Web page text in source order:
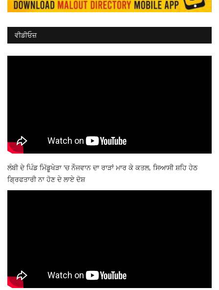
ਵੀਡੀਓਜ਼
ਲੰਬੀ ਦੇ ਪਿੰਡ ਮਿੱਡੂਖੇੜਾ 'ਚ ਨੌਜਵਾਨ ਦਾ ਰਾੜਾਂ ਮਾਰ ਕੇ ਕਤਲ, ਸਿਆਸੀ ਸ਼ਹਿ ਹੇਠ
ਗ੍ਰਿਫਤਾਰੀ ਨਾ ਹੋਣ ਦੇ ਲਾਏ ਦੋਸ਼